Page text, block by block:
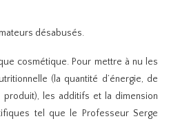
désabusés.
cosmétique. Pour mettre à nu les
( la quantité d’énergie, de
produit), les additifs et la dimension
tel que le Professeur Serge